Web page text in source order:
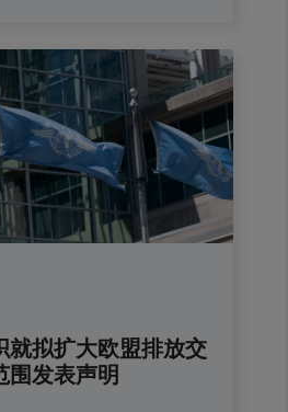
就拟扩大欧盟排放交
围发表声明